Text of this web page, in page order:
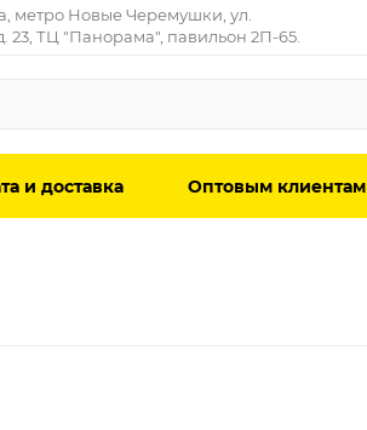
метро Новые Черемушки, ул.
23, ТЦ "Панорама", павильон 2П-65.
и доставка Оптовым клиентам